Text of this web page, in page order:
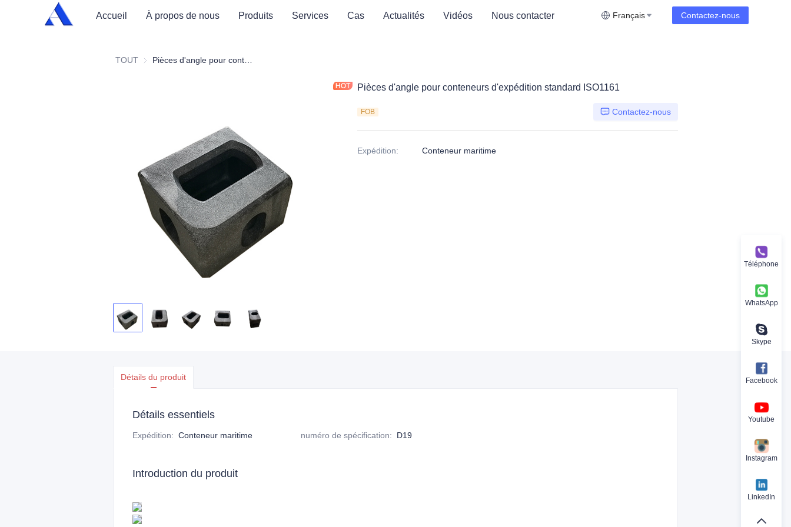
Accueil À propos de nous Produits Services Cas Actualités Vidéos Nous contacter Français Contactez-nous
TOUT
Pièces d'angle pour conteneurs d'expédition standard ISO1161
FOB Contactez-nous
Expédition: Conteneur maritime
Détails du produit
Détails essentiels
Expédition: Conteneur maritime numéro de spécification: D19
Introduction du produit
Téléphone
WhatsApp
Skype
Facebook
Youtube
Instagram
LinkedIn